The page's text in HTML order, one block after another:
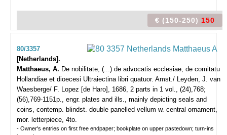
€ (150-250) 150
80/3357
[Netherlands].
Matthaeus, A. De nobilitate, (...) de advocatis ecclesiae, de comitatu
Hollandiae et dioecesi Ultraiectina libri quatuor. Amst./ Leyden, J. van
Waesberge/ F. Lopez [de Haro], 1686, 2 parts in 1 vol., (24),768;
(56),769-1151p., engr. plates and ills., mainly depicting seals and
coins, contemp. blindst. double panelled vellum w. central ornament,
mor. letterpiece, 4to.
- Owner's entries on first free endpaper; bookplate on upper pastedown; turn-ins